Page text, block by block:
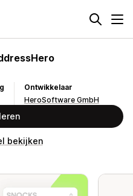
Ontwikkelaar
HeroSoftware GmbH
bekijken